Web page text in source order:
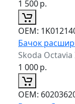
1 500р.
ОЕМ:
Бачок
Skoda
1 000р.
ОЕМ: